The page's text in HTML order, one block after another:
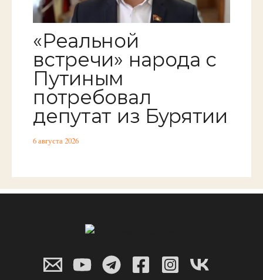
«Реальной
встречи» народа с
Путиным
потребовал
депутат из Бурятии
6 августа 2026